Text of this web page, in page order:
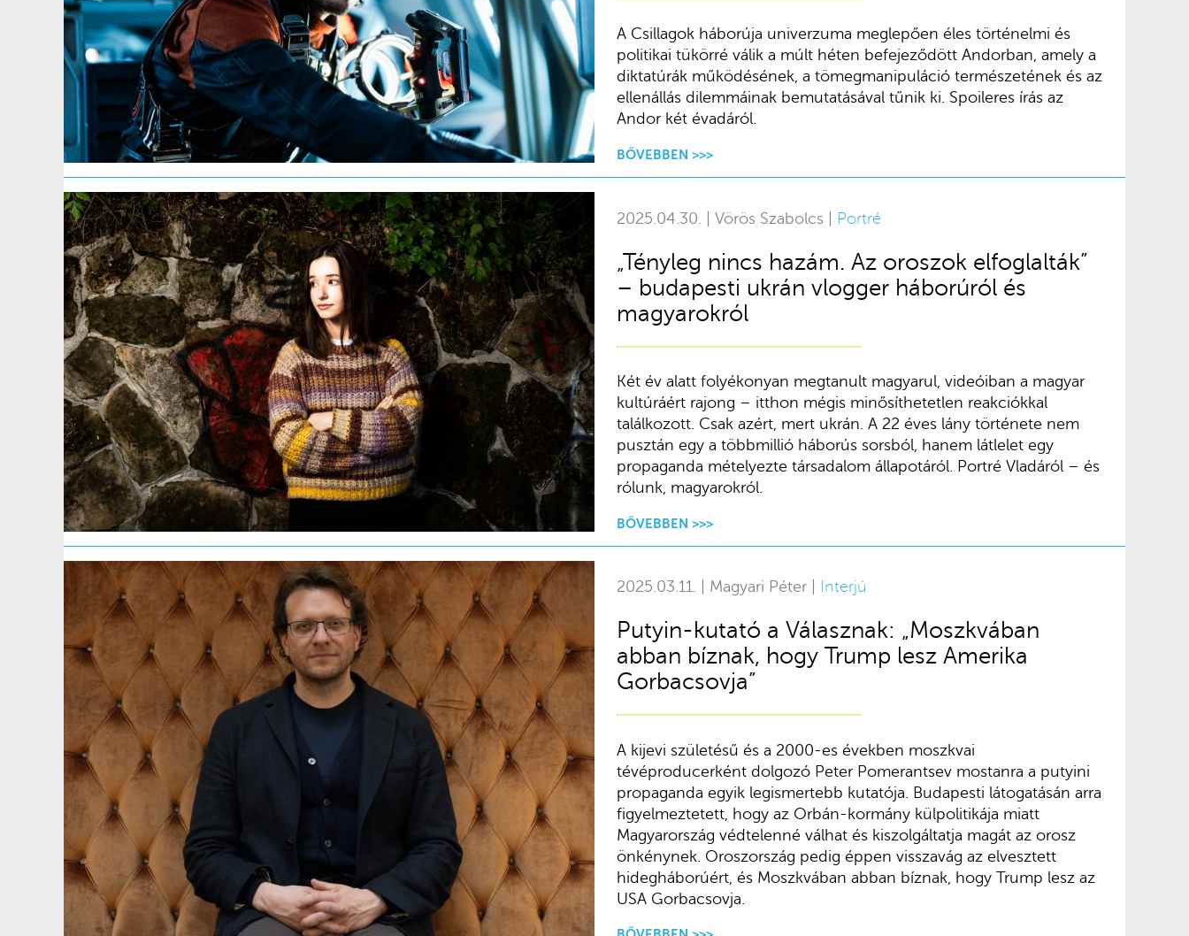
A Csillagok háborúja univerzuma meglepően éles történelmi és
politikai tükörré válik a múlt héten befejeződött Andorban, amely a
diktatúrák működésének, a tömegmanipuláció természetének és az
ellenállás dilemmáinak bemutatásával tűnik ki. Spoileres írás az
Andor két évadáról.
BŐVEBBEN >>>
2025.04.30. | Vörös Szabolcs | Portré
„Tényleg nincs hazám. Az oroszok elfoglalták”
– budapesti ukrán vlogger háborúról és
magyarokról
Két év alatt folyékonyan megtanult magyarul, videóiban a magyar
kultúráért rajong – itthon mégis minősíthetetlen reakciókkal
találkozott. Csak azért, mert ukrán. A 22 éves lány története nem
pusztán egy a többmillió háborús sorsból, hanem látlelet egy
propaganda mételyezte társadalom állapotáról. Portré Vladáról – és
rólunk, magyarokról.
BŐVEBBEN >>>
2025.03.11. | Magyari Péter | Interjú
Putyin-kutató a Válasznak: „Moszkvában
abban bíznak, hogy Trump lesz Amerika
Gorbacsovja”
A kijevi születésű és a 2000-es években moszkvai
tévéproducerként dolgozó Peter Pomerantsev mostanra a putyini
propaganda egyik legismertebb kutatója. Budapesti látogatásán arra
figyelmeztetett, hogy az Orbán-kormány külpolitikája miatt
Magyarország védtelenné válhat és kiszolgáltatja magát az orosz
önkénynek. Oroszország pedig éppen visszavág az elvesztett
hidegháborúért, és Moszkvában abban bíznak, hogy Trump lesz az
USA Gorbacsovja.